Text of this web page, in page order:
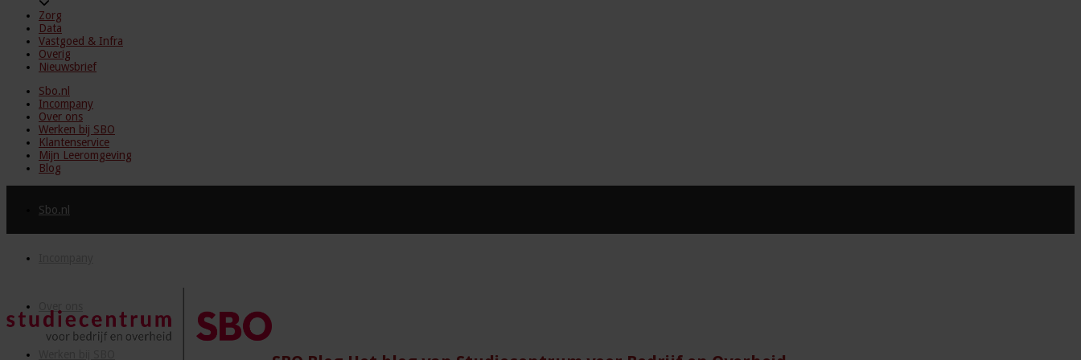
Zorg
Data
Vastgoed & Infra
Overig
Nieuwsbrief
Sbo.nl
Incompany
Over ons
Werken bij SBO
Klantenservice
Mijn Leeromgeving
Blog
Sbo.nl